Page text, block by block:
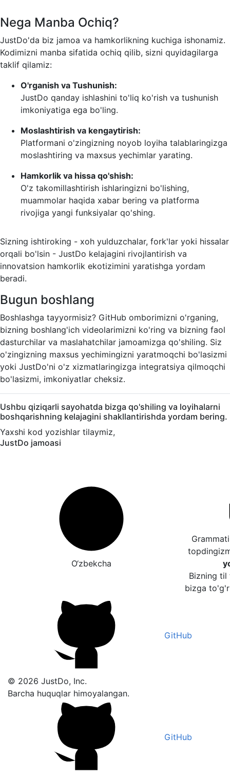
Nega Manba Ochiq?
JustDo'da biz jamoa va hamkorlikning kuchiga ishonamiz.
Kodimizni manba sifatida ochiq qilib, sizni quyidagilarga
taklif qilamiz:
O'rganish va Tushunish:
JustDo qanday ishlashini to'liq ko'rish va tushunish
imkoniyatiga ega bo'ling.
Moslashtirish va kengaytirish:
Platformani o'zingizning noyob loyiha talablaringizga
moslashtiring va maxsus yechimlar yarating.
Hamkorlik va hissa qo'shish:
O'z takomillashtirish ishlaringizni bo'lishing,
muammolar haqida xabar bering va platforma
rivojiga yangi funksiyalar qo'shing.
Sizning ishtiroking - xoh yulduzchalar, fork'lar yoki hissalar
orqali bo'lsin - JustDo kelajagini rivojlantirish va
innovatsion hamkorlik ekotizimini yaratishga yordam
beradi.
Bugun boshlang
Boshlashga tayyormisiz? GitHub omborimizni o'rganing,
bizning boshlang'ich videolarimizni ko'ring va bizning faol
dasturchilar va maslahatchilar jamoamizga qo'shiling. Siz
o'zingizning maxsus yechimingizni yaratmoqchi bo'lasizmi
yoki JustDo'ni o'z xizmatlaringizga integratsiya qilmoqchi
bo'lasizmi, imkoniyatlar cheksiz.
Ushbu qiziqarli sayohatda bizga qo'shiling va loyihalarni
boshqarishning kelajagini shakllantirishda yordam bering.
Yaxshi kod yozishlar tilaymiz,
JustDo jamoasi
O‘zbekcha
Bizning til
bizga
GitHub
© 2026 JustDo, Inc.
Barcha huquqlar himoyalangan.
GitHub